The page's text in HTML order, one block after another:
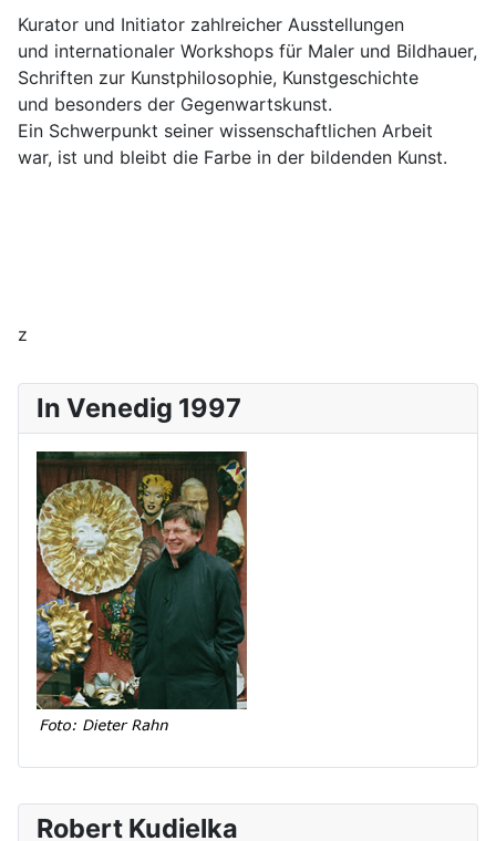
Robert Kudielka
Kurator und Initiator zahlreicher Ausstellungen
und internationaler Workshops für Maler und Bildhauer,
Schriften zur Kunstphilosophie, Kunstgeschichte
und besonders der Gegenwartskunst.
Ein Schwerpunkt seiner wissenschaftlichen Arbeit
war, ist und bleibt die Farbe in der bildenden Kunst.
z
In Venedig 1997